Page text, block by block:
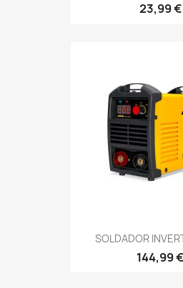
23,99 €
SOLDADOR
144,99 €